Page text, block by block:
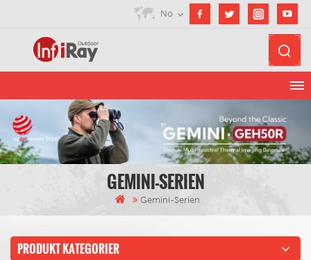
No
GEMINI-SERIEN
Gemini-Serien
PRODUKT KATEGORIER